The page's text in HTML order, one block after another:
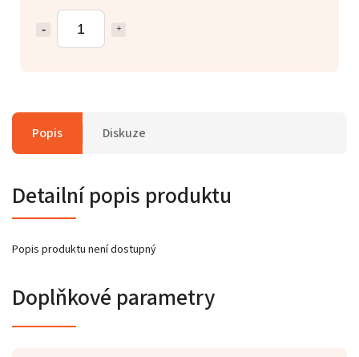
Popis Diskuze
Detailní popis produktu
Popis produktu není dostupný
Doplňkové parametry